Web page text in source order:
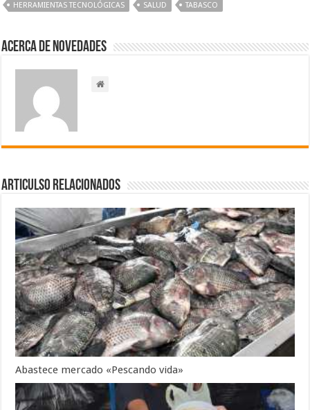
HERRAMIENTAS TECNOLÓGICAS
SALUD TABASCO
Acerca de NOVEDADES
Articulso Relacionados
Abastece mercado «Pescando vida»